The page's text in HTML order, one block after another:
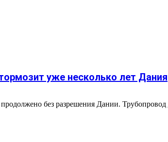
уже несколько лет Дания
без разрешения Дании.